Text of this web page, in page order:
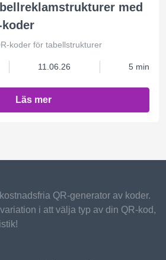
med
koder för tabellstrukturer
11.06.26 5 min
Läs mer
QR-generator av koder.
i att välja typ av din QR-kod,